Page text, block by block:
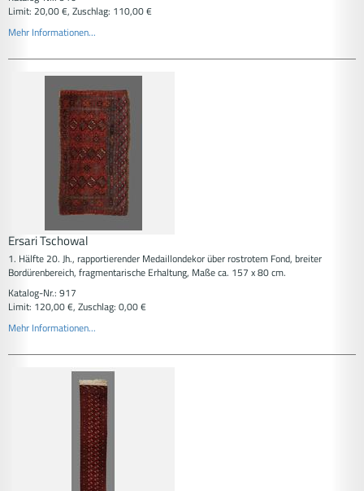
Limit: 20,00 €, Zuschlag: 110,00 €
Mehr Informationen...
Ersari Tschowal
1. Hälfte 20. Jh., rapportierender Medaillondekor über rostrotem Fond, breiter
Bordürenbereich, fragmentarische Erhaltung, Maße ca. 157 x 80 cm.
Katalog-Nr.: 917
Limit: 120,00 €, Zuschlag: 0,00 €
Mehr Informationen...